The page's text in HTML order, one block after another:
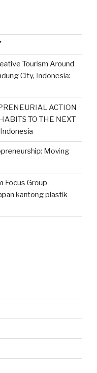
Tourism Around
City, Indonesia:
ACTION
TO THE NEXT
Moving
Focus Group
kantong plastik